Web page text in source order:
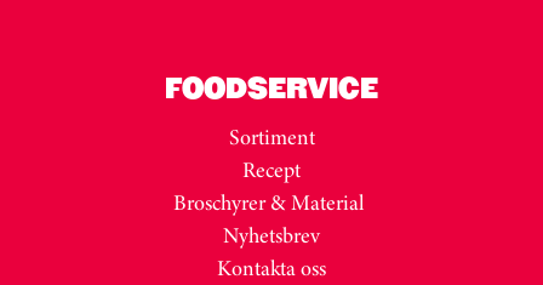
FOODSERVICE
Sortiment
Recept
Broschyrer & Material
Nyhetsbrev
Kontakta oss